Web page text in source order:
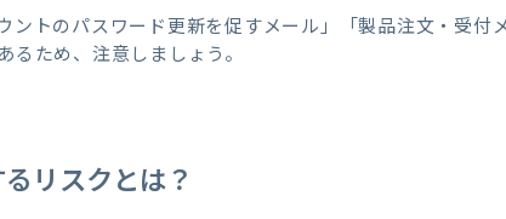
ントのパスワード更新を促すメール」「製品注文・受付
ため、注意しましょう。
リスクとは？